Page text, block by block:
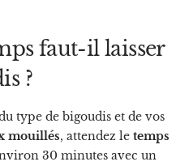
faut-il laisser
?
type de bigoudis et de vos
mouillés, attendez le temps
30 minutes avec un